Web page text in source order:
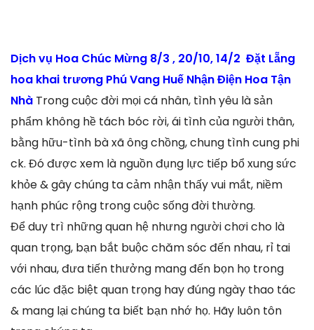
Dịch vụ Hoa Chúc Mừng 8/3 , 20/10, 14/2 Đặt Lẵng
hoa khai trương Phú Vang Huế Nhận Điện Hoa Tận
Nhà Trong cuộc đời mọi cá nhân, tình yêu là sản
phẩm không hề tách bóc rời, ái tình của người thân,
bằng hữu-tình bà xã ông chồng, chung tình cung phi
ck. Đó được xem là nguồn đụng lực tiếp bổ xung sức
khỏe & gây chúng ta cảm nhận thấy vui mắt, niềm
hạnh phúc rộng trong cuộc sống đời thường.
Để duy trì những quan hệ nhưng người chơi cho là
quan trọng, bạn bắt buộc chăm sóc đến nhau, rỉ tai
với nhau, đưa tiến thưởng mang đến bọn họ trong
các lúc đặc biệt quan trọng hay đúng ngày thao tác
& mang lại chúng ta biết bạn nhớ họ. Hãy luôn tôn